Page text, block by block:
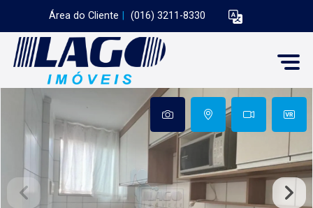
Área do Cliente (016) 3211-8330